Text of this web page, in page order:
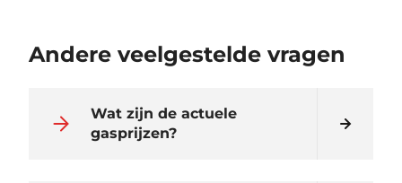
Andere veelgestelde vragen
Wat zijn de actuele
gasprijzen?